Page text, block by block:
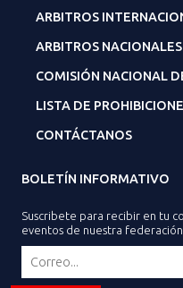
ARBITROS
ARBITROS NACIONALES
COMISIÓN NACIONAL
LISTA DE
CONTÁCTANOS
BOLETÍN INFORMATIVO
Suscribete para recibir en tu
eventos de nuestra federación.